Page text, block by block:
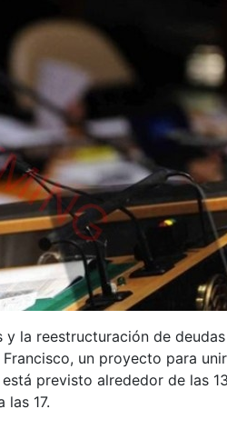
la reestructuración de
un proyecto para
previsto alrededor de las
las 17.